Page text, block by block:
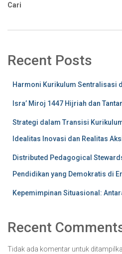
Cari
Recent Posts
Harmoni Kurikulum Sentralisasi
Isra’ Miroj 1447 Hijriah dan
Strategi dalam Transisi
Idealitas Inovasi dan Realitas
Distributed Pedagogical
Pendidikan yang Demokratis di
Kepemimpinan Situasional:
Recent
Tidak ada komentar untuk